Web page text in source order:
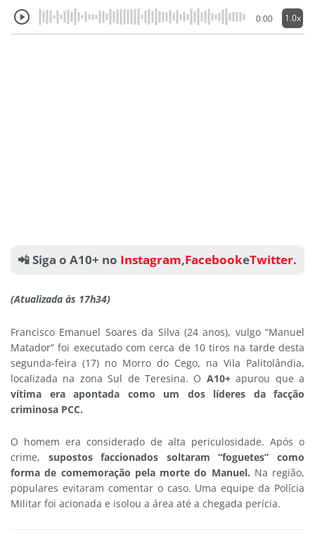
0:00 1.0x
📲 Siga o A10+ no Instagram,FacebookeTwitter.
(Atualizada às 17h34)
Francisco Emanuel Soares da Silva (24 anos), vulgo “Manuel
Matador” foi executado com cerca de 10 tiros na tarde desta
segunda-feira (17) no Morro do Cego, na Vila Palitolândia,
localizada na zona Sul de Teresina. O A10+apurou que a
vítima era apontada como um dos líderes da facção
criminosa PCC.
O homem era considerado de alta periculosidade. Após o
crime, supostos faccionados soltaram “foguetes” como
forma de comemoração pela morte do Manuel. Na região,
populares evitaram comentar o caso. Uma equipe da Polícia
Militar foi acionada e isolou a área até a chegada perícia.